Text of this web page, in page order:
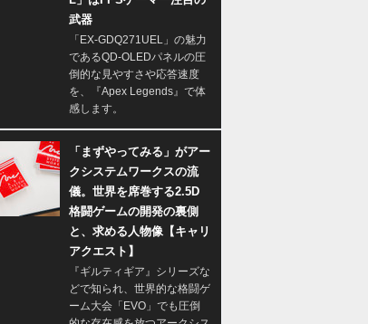
武器
「EX-GDQ271UEL」の魅力
であるQD-OLEDパネルの圧
倒的な見やすさや応答速度
を、『Apex Legends』で体
感します。
「まずやってみる」がアー
クシステムワークスの流
儀。世界を席巻する2.5D
格闘ゲームの開発の裏側
と、求める人物像【キャリ
アクエスト】
『ギルティギア』シリーズな
どで知られ、世界的な格闘ゲ
ーム大会「EVO」でも圧倒